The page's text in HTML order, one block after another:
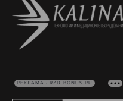
РЕКЛАМА • RZD-BONUS.RU